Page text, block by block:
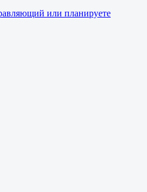
или планируете